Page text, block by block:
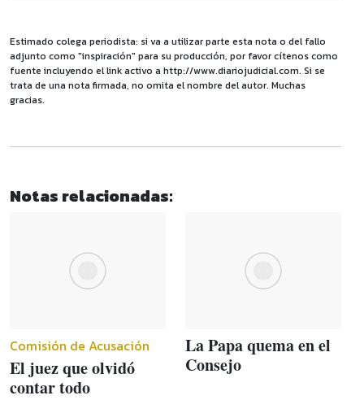
Estimado colega periodista: si va a utilizar parte esta nota o del fallo
adjunto como "inspiración" para su producción, por favor cítenos como
fuente incluyendo el link activo a http://www.diariojudicial.com. Si se
trata de una nota firmada, no omita el nombre del autor. Muchas
gracias.
Notas relacionadas:
Comisión de Acusación
El juez que olvidó
contar todo
La Papa quema en el
Consejo